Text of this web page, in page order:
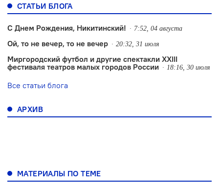
СТАТЬИ БЛОГА
С Днем Рождения, Никитинский! 7:52, 04 августа
Ой, то не вечер, то не вечер 20:32, 31 июля
Миргородский футбол и другие спектакли XXIII
фестиваля театров малых городов России
18:16, 30 июля
Все статьи блога
АРХИВ
МАТЕРИАЛЫ ПО ТЕМЕ